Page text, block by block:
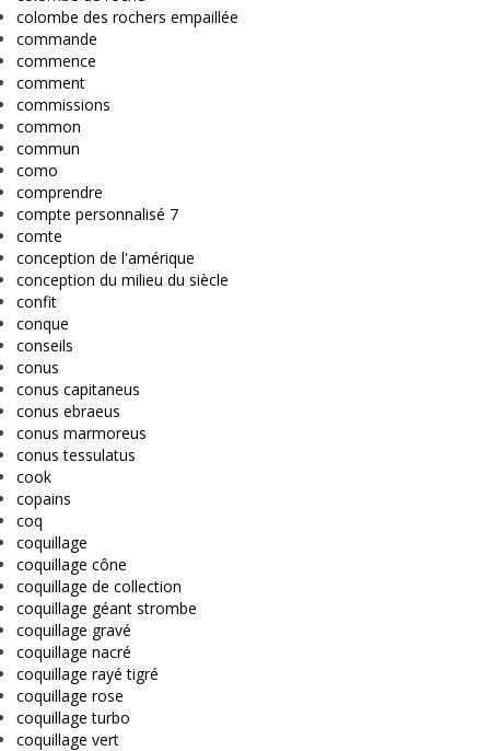
colombe des rochers empaillée
commande
commence
comment
commissions
common
commun
como
comprendre
compte personnalisé 7
comte
conception de l'amérique
conception du milieu du siècle
confit
conque
conseils
conus
conus capitaneus
conus ebraeus
conus marmoreus
conus tessulatus
cook
copains
coq
coquillage
coquillage cône
coquillage de collection
coquillage géant strombe
coquillage gravé
coquillage nacré
coquillage rayé tigré
coquillage rose
coquillage turbo
coquillage vert